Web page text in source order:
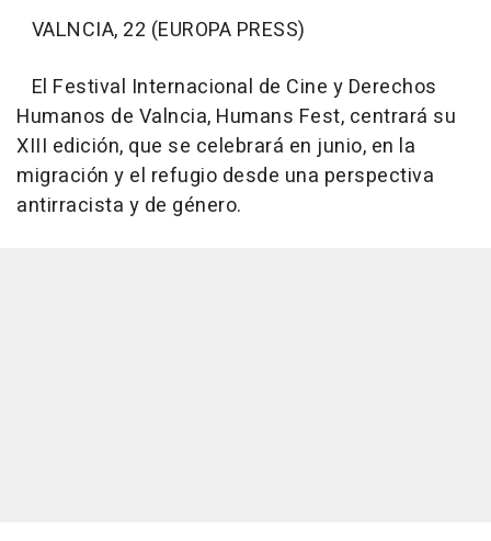
VALNCIA, 22 (EUROPA PRESS)
El Festival Internacional de Cine y Derechos
Humanos de Valncia, Humans Fest, centrará su
XIII edición, que se celebrará en junio, en la
migración y el refugio desde una perspectiva
antirracista y de género.